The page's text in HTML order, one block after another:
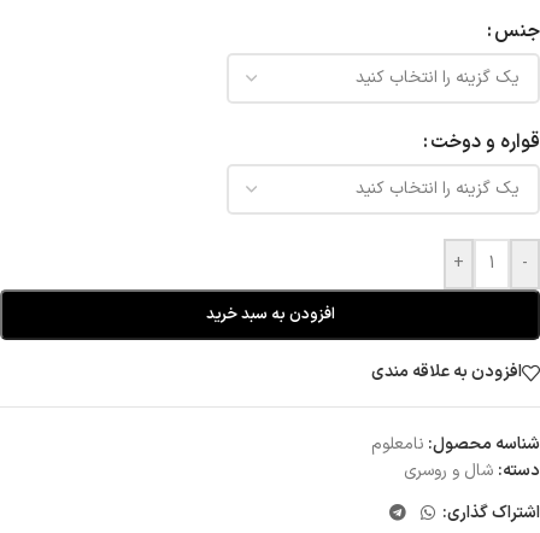
جنس
قواره و دوخت
-
+
افزودن به سبد خرید
افزودن به علاقه مندی
شناسه محصول: نامعلوم
دسته: شال و روسری
اشتراک گذاری: